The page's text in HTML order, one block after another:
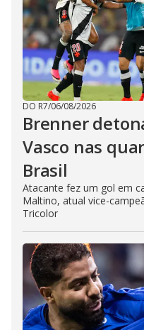
DO R7/06/08/2026
Brenner
Vasco nas
Brasil
Atacante fez um gol em
Maltino, atual vice-
Tricolor